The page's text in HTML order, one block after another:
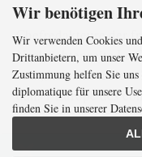
Jean-Arnault Dérens
Chefredakteure der
Nachrichtenseite Le
von „Là où se mêlent
dans l’Europe des
Le Monde
Wir benötigen
Wir verwenden Cookies
Drittanbietern, um unser
Zustimmung helfen Sie
diplomatique für unsere
finden Sie in unserer